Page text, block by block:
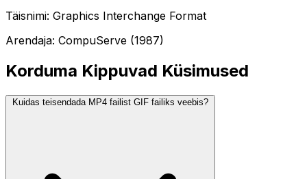
Täisnimi: Graphics Interchange Format
Arendaja: CompuServe (1987)
Korduma Kippuvad Küsimused
Kuidas teisendada MP4 failist GIF failiks veebis?